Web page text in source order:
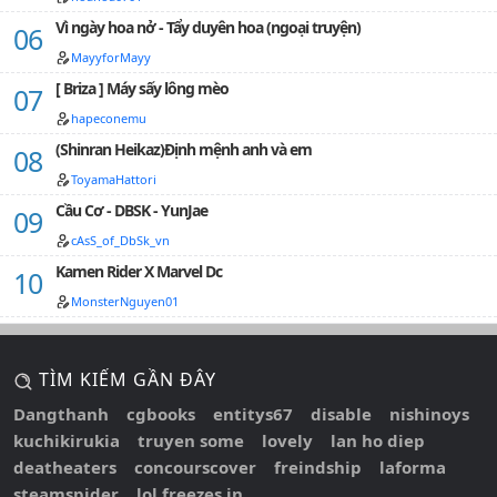
tâm tình nguyện gả cho cho Hạ Sí Mạch ta! Tuyên Cẩn
không hề đổi sắc: Si nhân nằm mơ.…
Vì ngày hoa nở - Tẩy duyên hoa (ngoại truyện)
MayyforMayy
[ Briza ] Máy sấy lông mèo
hapeconemu
(Shinran Heikaz)Định mệnh anh và em
ToyamaHattori
Cầu Cơ - DBSK - YunJae
cAsS_of_DbSk_vn
Kamen Rider X Marvel Dc
MonsterNguyen01
TÌM KIẾM GẦN ĐÂY
Dangthanh cgbooks entitys67 disable
nishinoys
kuchikirukia
truyen some lovely
lan ho diep
deatheaters
concourscover freindship
laforma